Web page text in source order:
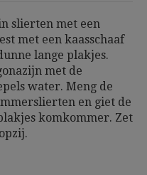
slierten met een
met een kaasschaaf
lange plakjes.
met de
water. Meng de
en giet de
komkommer. Zet